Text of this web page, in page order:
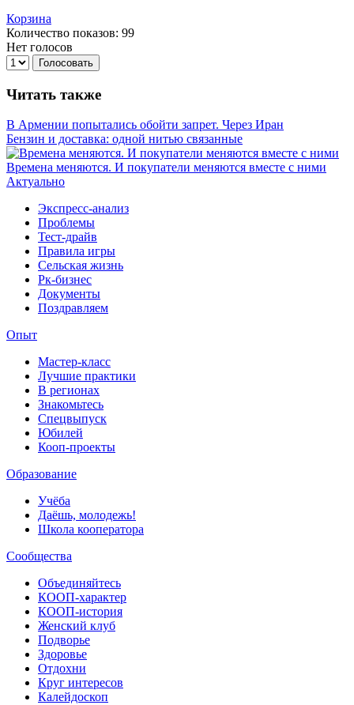
Корзина
Количество показов: 99
Нет голосов
Голосовать
Читать также
В Армении попытались обойти запрет. Через Иран
Бензин и доставка: одной нитью связанные
Времена меняются. И покупатели меняются вместе с ними
Актуально
Экспресс-анализ
Проблемы
Тест-драйв
Правила игры
Сельская жизнь
Рк-бизнес
Документы
Поздравляем
Опыт
Мастер-класс
Лучшие практики
В регионах
Знакомьтесь
Спецвыпуск
Юбилей
Кооп-проекты
Образование
Учёба
Даёшь, молодежь!
Школа кооператора
Сообщества
Объединяйтесь
КООП-характер
КООП-история
Женский клуб
Подворье
Здоровье
Отдохни
Круг интересов
Калейдоскоп